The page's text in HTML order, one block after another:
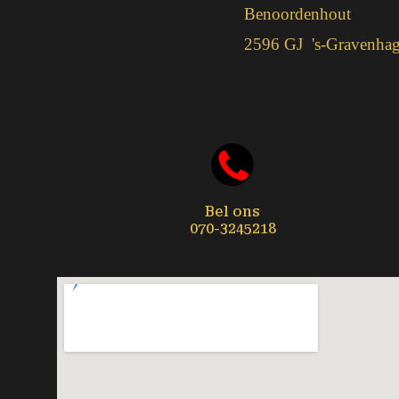
Benoordenhout
2596 GJ 's-
Bel ons
070-3245218